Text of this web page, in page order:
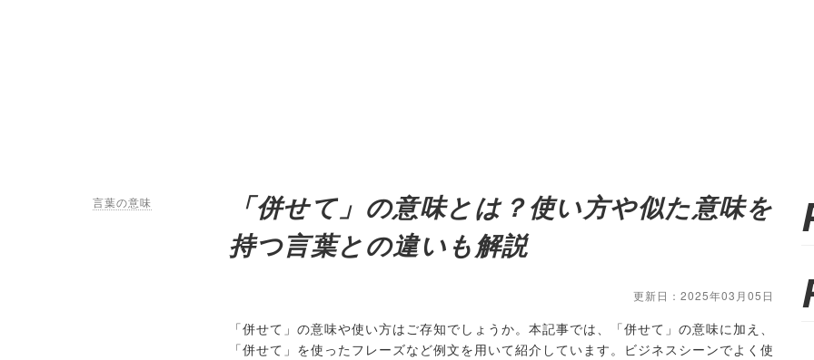
言葉の意味
「併せて」の意味とは？使い方や似た意味を
持つ言葉との違いも解説
更新日：2025年03月05日
「併せて」の意味や使い方はご存知でしょうか。本記事では、「併せて」の意味に加え、
「併せて」を使ったフレーズなど例文を用いて紹介しています。ビジネスシーンでよく使